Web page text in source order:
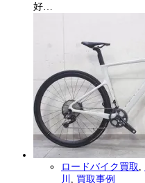
好…
ロードバイク買取
川
買取事例